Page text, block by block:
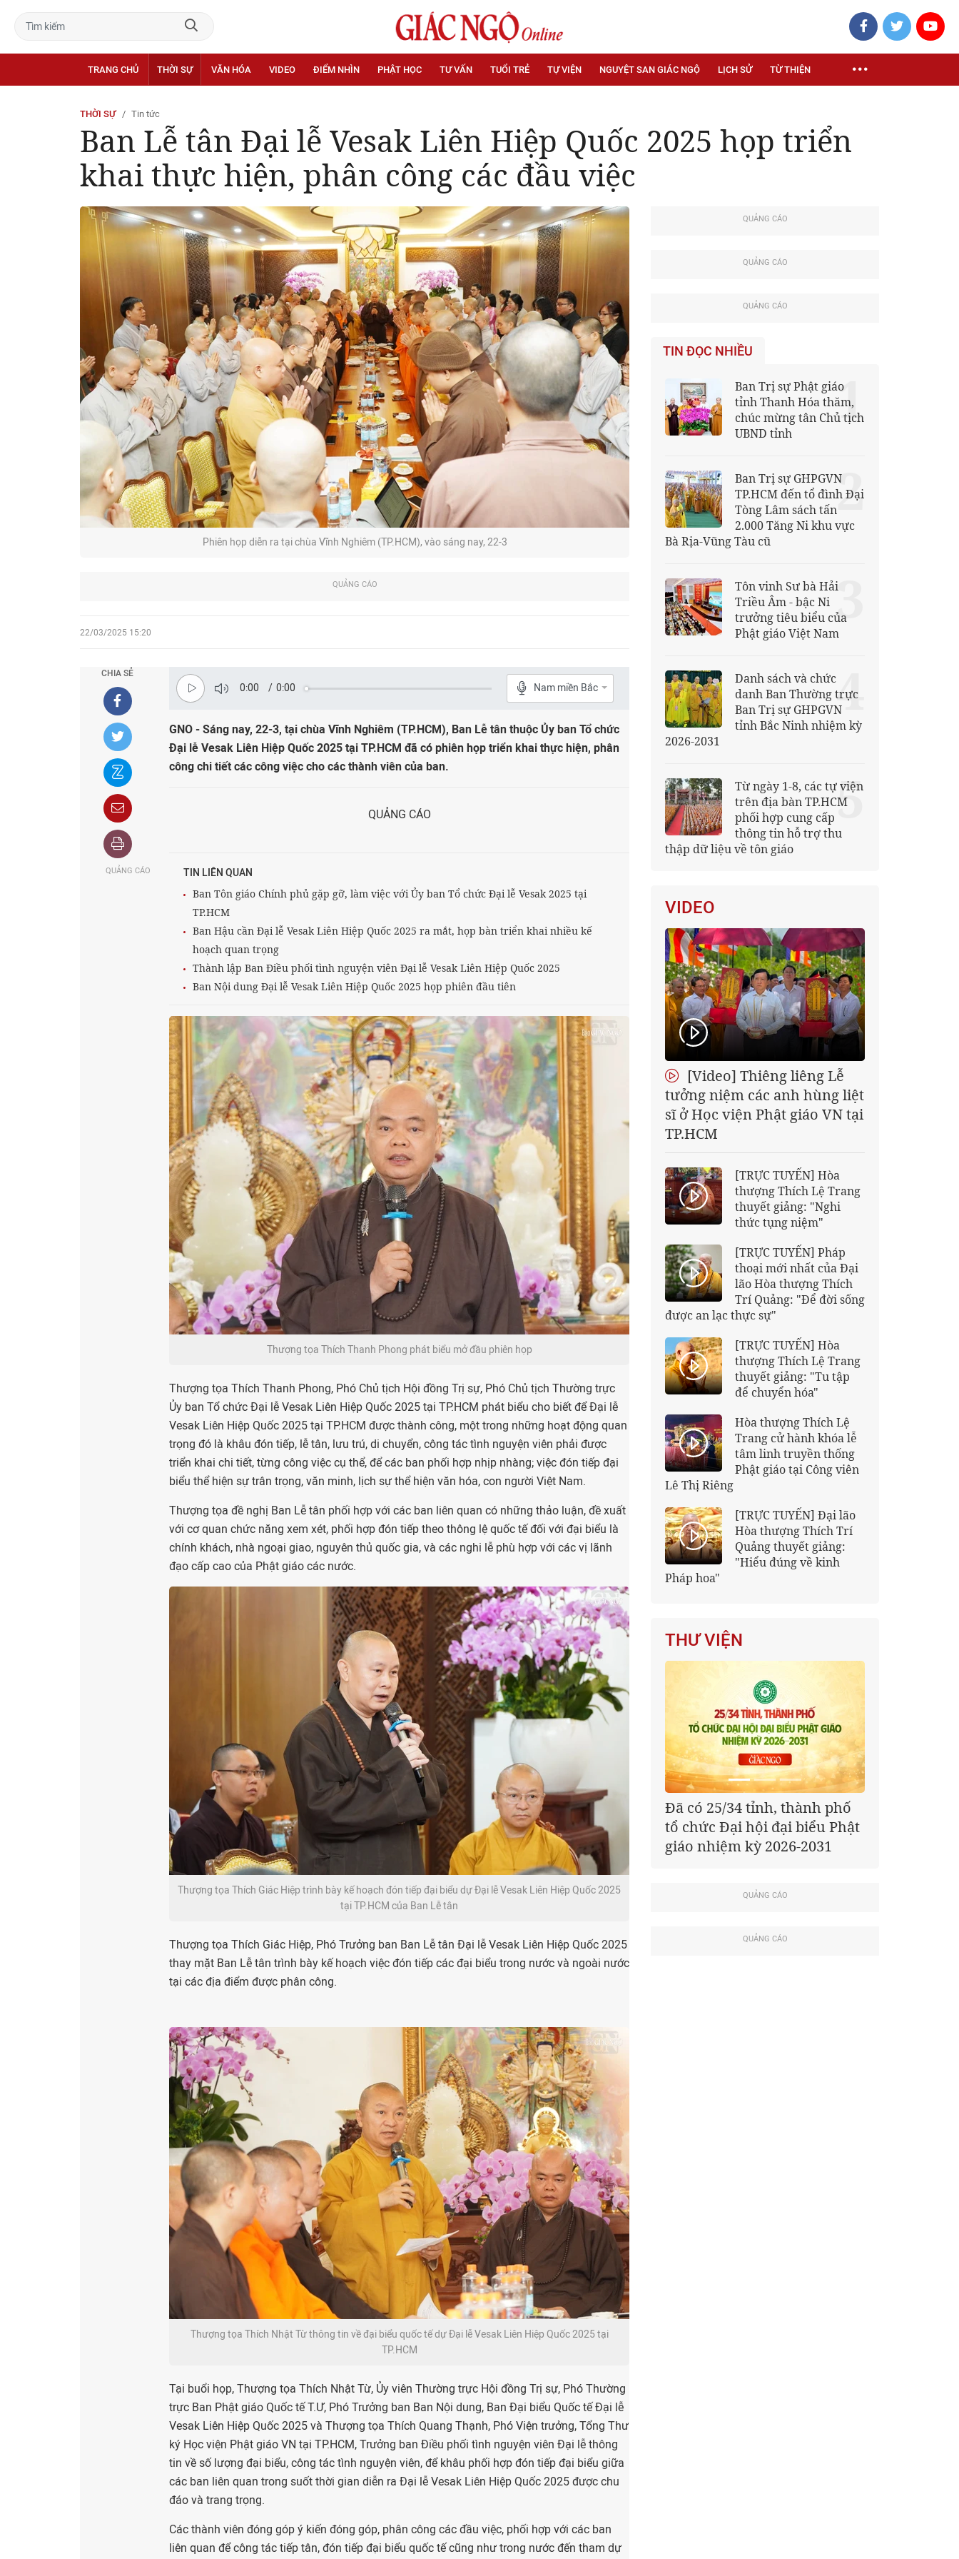
TRANG CHỦ THỜI SỰ VĂN HÓA VIDEO ĐIỂM NHÌN PHẬT HỌC TƯ VẤN TUỔI TRẺ TỰ VIỆN NGUYỆT SAN GIÁC NGỘ LỊCH SỬ TỪ THIỆN
THỜI SỰ Tin tức
Ban Lễ tân Đại lễ Vesak Liên Hiệp Quốc 2025 họp triển
khai thực hiện, phân công các đầu việc
Phiên họp diễn ra tại chùa Vĩnh Nghiêm (TP.HCM), vào sáng nay, 22-3
QUẢNG CÁO
22/03/2025 15:20
CHIA SẺ
0:00 / 0:00 Nam miền Bắc
GNO - Sáng nay, 22-3, tại chùa Vĩnh Nghiêm (TP.HCM), Ban Lễ tân thuộc Ủy ban Tổ chức
Đại lễ Vesak Liên Hiệp Quốc 2025 tại TP.HCM đã có phiên họp triển khai thực hiện, phân
công chi tiết các công việc cho các thành viên của ban.
QUẢNG CÁO
TIN LIÊN QUAN
Ban Tôn giáo Chính phủ gặp gỡ, làm việc với Ủy ban Tổ chức Đại lễ Vesak 2025 tại
TP.HCM
Ban Hậu cần Đại lễ Vesak Liên Hiệp Quốc 2025 ra mắt, họp bàn triển khai nhiều kế
hoạch quan trọng
Thành lập Ban Điều phối tình nguyện viên Đại lễ Vesak Liên Hiệp Quốc 2025
Ban Nội dung Đại lễ Vesak Liên Hiệp Quốc 2025 họp phiên đầu tiên
Thượng tọa Thích Thanh Phong phát biểu mở đầu phiên họp
Thượng tọa Thích Thanh Phong, Phó Chủ tịch Hội đồng Trị sự, Phó Chủ tịch Thường trực
Ủy ban Tổ chức Đại lễ Vesak Liên Hiệp Quốc 2025 tại TP.HCM phát biểu cho biết để Đại lễ
Vesak Liên Hiệp Quốc 2025 tại TP.HCM được thành công, một trong những hoạt động quan
trọng đó là khâu đón tiếp, lễ tân, lưu trú, di chuyển, công tác tình nguyện viên phải được
triển khai chi tiết, từng công việc cụ thể, để các ban phối hợp nhịp nhàng; việc đón tiếp đại
biểu thể hiện sự trân trọng, văn minh, lịch sự thể hiện văn hóa, con người Việt Nam.
Thượng tọa đề nghị Ban Lễ tân phối hợp với các ban liên quan có những thảo luận, đề xuất
với cơ quan chức năng xem xét, phối hợp đón tiếp theo thông lệ quốc tế đối với đại biểu là
chính khách, nhà ngoại giao, nguyên thủ quốc gia, và các nghi lễ phù hợp với các vị lãnh
đạo cấp cao của Phật giáo các nước.
Thượng tọa Thích Giác Hiệp trình bày kế hoạch đón tiếp đại biểu dự Đại lễ Vesak Liên Hiệp Quốc 2025
tại TP.HCM của Ban Lễ tân
Thượng tọa Thích Giác Hiệp, Phó Trưởng ban Ban Lễ tân Đại lễ Vesak Liên Hiệp Quốc 2025
thay mặt Ban Lễ tân trình bày kế hoạch việc đón tiếp các đại biểu trong nước và ngoài nước
tại các địa điểm được phân công.
Thượng tọa Thích Nhật Từ thông tin về đại biểu quốc tế dự Đại lễ Vesak Liên Hiệp Quốc 2025 tại
TP.HCM
Tại buổi họp, Thượng tọa Thích Nhật Từ, Ủy viên Thường trực Hội đồng Trị sự, Phó Thường
trực Ban Phật giáo Quốc tế T.Ư, Phó Trưởng ban Ban Nội dung, Ban Đại biểu Quốc tế Đại lễ
Vesak Liên Hiệp Quốc 2025 và Thượng tọa Thích Quang Thạnh, Phó Viện trưởng, Tổng Thư
ký Học viện Phật giáo VN tại TP.HCM, Trưởng ban Điều phối tình nguyện viên Đại lễ thông
tin về số lượng đại biểu, công tác tình nguyện viên, để khâu phối hợp đón tiếp đại biểu giữa
các ban liên quan trong suốt thời gian diễn ra Đại lễ Vesak Liên Hiệp Quốc 2025 được chu
đáo và trang trọng.
Các thành viên đóng góp ý kiến đóng góp, phân công các đầu việc, phối hợp với các ban
liên quan để công tác tiếp tân, đón tiếp đại biểu quốc tế cũng như trong nước đến tham dự
QUẢNG CÁO
QUẢNG CÁO
QUẢNG CÁO
QUẢNG CÁO
TIN ĐỌC NHIỀU
Ban Trị sự Phật giáo
tỉnh Thanh Hóa thăm,
chúc mừng tân Chủ tịch
UBND tỉnh
1
Ban Trị sự GHPGVN
TP.HCM đến tổ đình Đại
Tòng Lâm sách tấn
2.000 Tăng Ni khu vực
Bà Rịa-Vũng Tàu cũ
2
Tôn vinh Sư bà Hải
Triều Âm - bậc Ni
trưởng tiêu biểu của
Phật giáo Việt Nam
3
Danh sách và chức
danh Ban Thường trực
Ban Trị sự GHPGVN
tỉnh Bắc Ninh nhiệm kỳ
2026-2031
4
Từ ngày 1-8, các tự viện
trên địa bàn TP.HCM
phối hợp cung cấp
thông tin hỗ trợ thu
thập dữ liệu về tôn giáo
5
VIDEO
[Video] Thiêng liêng Lễ
tưởng niệm các anh hùng liệt
sĩ ở Học viện Phật giáo VN tại
TP.HCM
[TRỰC TUYẾN] Hòa
thượng Thích Lệ Trang
thuyết giảng: "Nghi
thức tụng niệm"
[TRỰC TUYẾN] Pháp
thoại mới nhất của Đại
lão Hòa thượng Thích
Trí Quảng: "Để đời sống
được an lạc thực sự"
[TRỰC TUYẾN] Hòa
thượng Thích Lệ Trang
thuyết giảng: "Tu tập
để chuyển hóa"
Hòa thượng Thích Lệ
Trang cử hành khóa lễ
tâm linh truyền thống
Phật giáo tại Công viên
Lê Thị Riêng
[TRỰC TUYẾN] Đại lão
Hòa thượng Thích Trí
Quảng thuyết giảng:
"Hiểu đúng về kinh
Pháp hoa"
THƯ VIỆN
Đã có 25/34 tỉnh, thành phố
tổ chức Đại hội đại biểu Phật
giáo nhiệm kỳ 2026-2031
QUẢNG CÁO
QUẢNG CÁO